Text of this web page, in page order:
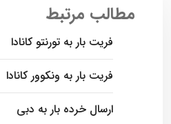
مطالب مرتبط
فریت بار به تورنتو کانادا
فریت بار به ونکوور کانادا
ارسال خرده بار به دبی